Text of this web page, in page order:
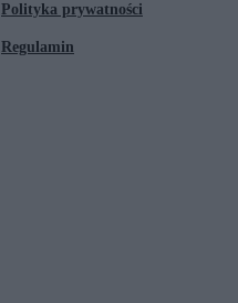
Polityka prywatności
Regulamin